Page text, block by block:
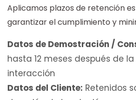
Aplicamos plazos de retención
garantizar el cumplimiento y
Datos de Demostración /
hasta 12 meses después de
interacción
Datos del Cliente: Retenidos